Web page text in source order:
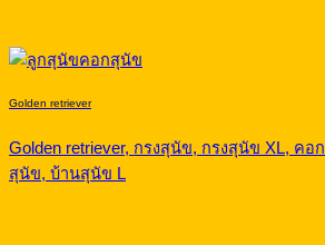
Golden retriever
Golden retriever, กรงสุนัข, กรงสุนัข XL, ค
สุนัข, บ้านสุนัข L